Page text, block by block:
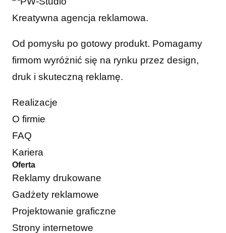
Kreatywna agencja reklamowa.
Od pomysłu po gotowy produkt. Pomagamy
firmom wyróżnić się na rynku przez design,
druk i skuteczną reklamę.
Realizacje
O firmie
FAQ
Kariera
Oferta
Reklamy drukowane
Gadżety reklamowe
Projektowanie graficzne
Strony internetowe